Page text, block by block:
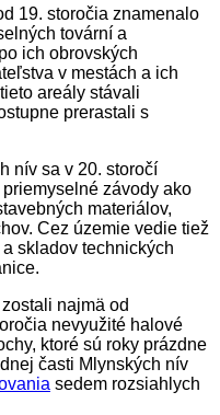
19. storočia znamenalo
tovární a
ich obrovských
v mestách a ich
areály stávali
prerastali s
nív sa v 20. storočí
závody ako
materiálov,
Cez územie vedie tiež
skladov technických
najmä od
nevyužité halové
ktoré sú roky prázdne
časti Mlynských nív
sedem rozsiahlych